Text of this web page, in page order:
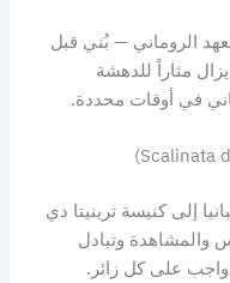
الروماني — بُني قبل
يزال مثاراً للدهشة
في أوقات محددة.
إلى كنيسة ترينيتا دي
والمشاهدة وتبادل
على كل زائر.